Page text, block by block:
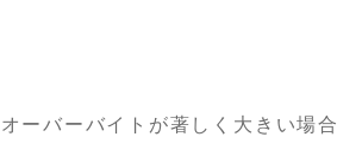
オーバーバイトが著しく大きい場合